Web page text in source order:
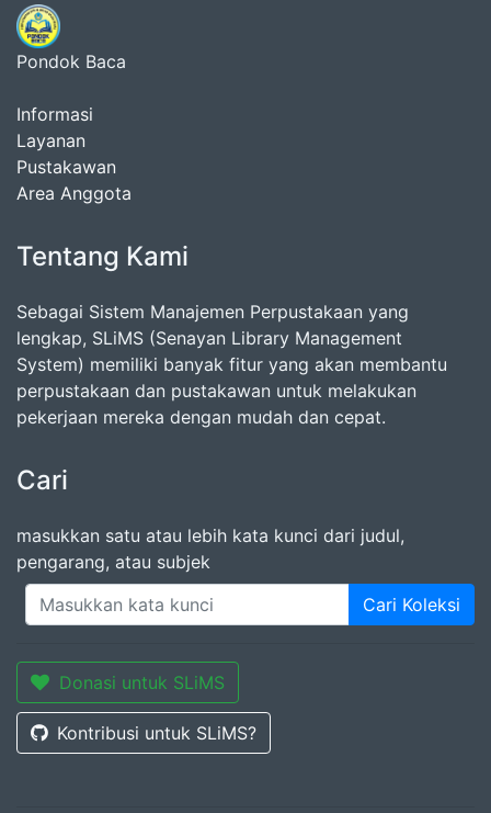
Pondok Baca
Informasi
Layanan
Pustakawan
Area Anggota
Tentang Kami
Sebagai Sistem Manajemen Perpustakaan yang
lengkap, SLiMS (Senayan Library Management
System) memiliki banyak fitur yang akan membantu
perpustakaan dan pustakawan untuk melakukan
pekerjaan mereka dengan mudah dan cepat.
Cari
masukkan satu atau lebih kata kunci dari judul,
pengarang, atau subjek
Cari Koleksi
Donasi untuk SLiMS
Kontribusi untuk SLiMS?